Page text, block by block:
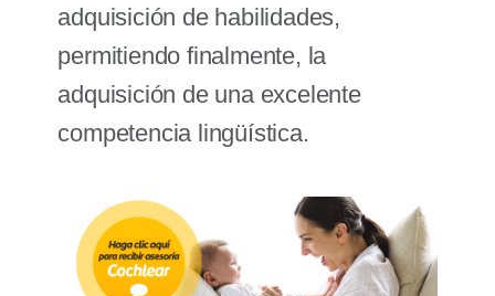
adquisición de habilidades,
permitiendo finalmente, la
adquisición de una excelente
competencia lingüística.